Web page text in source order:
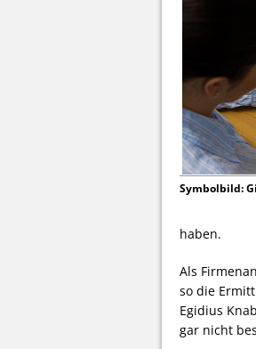
Symbolbild:
haben.
Als
so die
Egidius
gar nicht